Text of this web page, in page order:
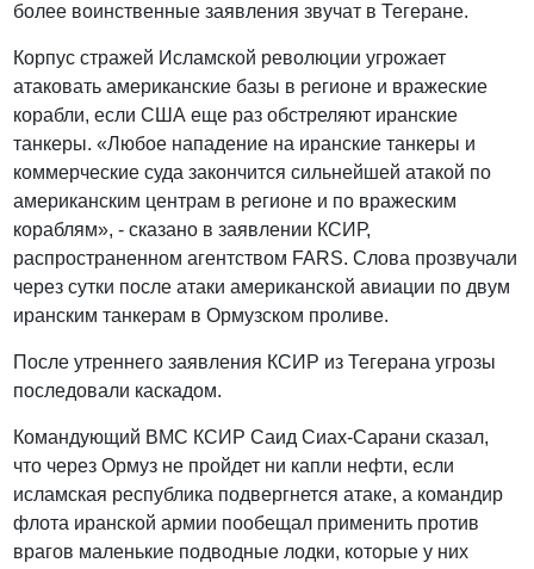
более воинственные заявления звучат в Тегеране.
Корпус стражей Исламской революции угрожает
атаковать американские базы в регионе и вражеские
корабли, если США еще раз обстреляют иранские
танкеры. «Любое нападение на иранские танкеры и
коммерческие суда закончится сильнейшей атакой по
американским центрам в регионе и по вражеским
кораблям», - сказано в заявлении КСИР,
распространенном агентством FARS. Слова прозвучали
через сутки после атаки американской авиации по двум
иранским танкерам в Ормузском проливе.
После утреннего заявления КСИР из Тегерана угрозы
последовали каскадом.
Командующий ВМС КСИР Саид Сиах-Сарани сказал,
что через Ормуз не пройдет ни капли нефти, если
исламская республика подвергнется атаке, а командир
флота иранской армии пообещал применить против
врагов маленькие подводные лодки, которые у них